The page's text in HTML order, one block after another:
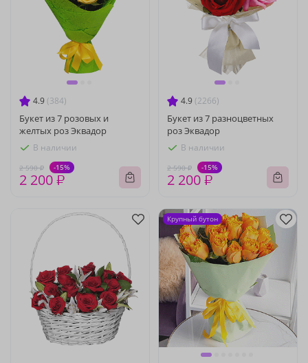
4.9 (384)
Букет из 7 розовых и
желтых роз Эквадор
В наличии
2 590 ₽ -15%
2 200 ₽
4.9 (2266)
Букет из 7 разноцветных
роз Эквадор
В наличии
2 590 ₽ -15%
2 200 ₽
Крупный бутон